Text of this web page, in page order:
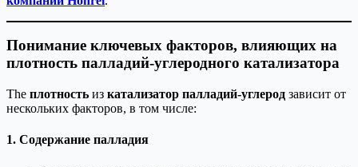
Понимание ключевых факторов, влияющих на
плотность палладий-углеродного катализатора
The плотность из катализатор палладий-углерод зависит от
нескольких факторов, в том числе:
1. Содержание палладия